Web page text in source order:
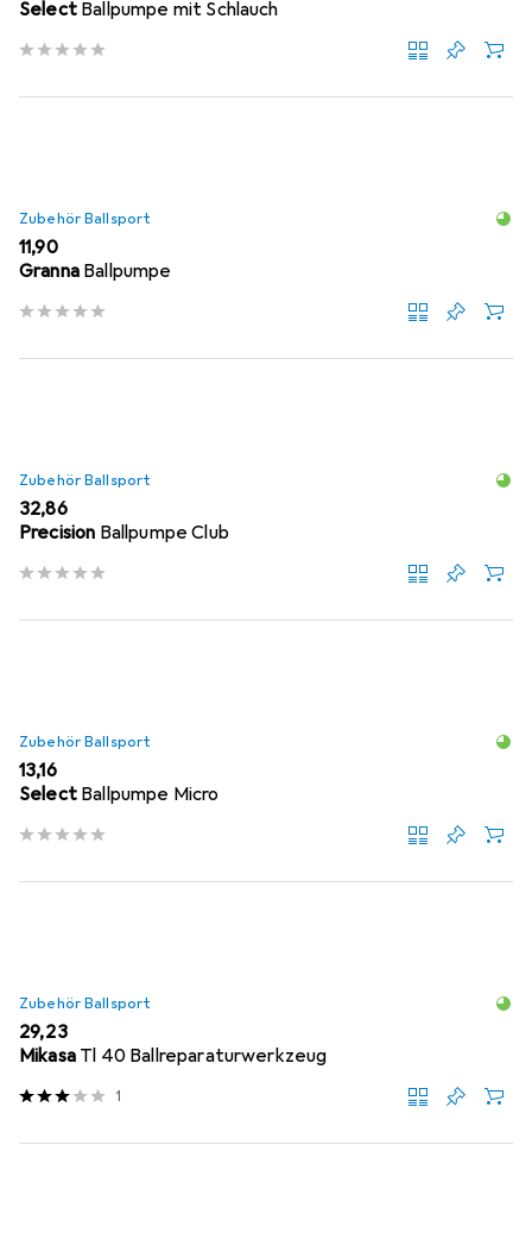
Select Ballpumpe mit Schlauch
Zubehör Ballsport
EUR
11,90
Granna Ballpumpe
Zubehör Ballsport
EUR
32,86
Precision Ballpumpe Club
Zubehör Ballsport
EUR
13,16
Select Ballpumpe Micro
Zubehör Ballsport
EUR
29,23
Mikasa Tl 40 Ballreparaturwerkzeug
1